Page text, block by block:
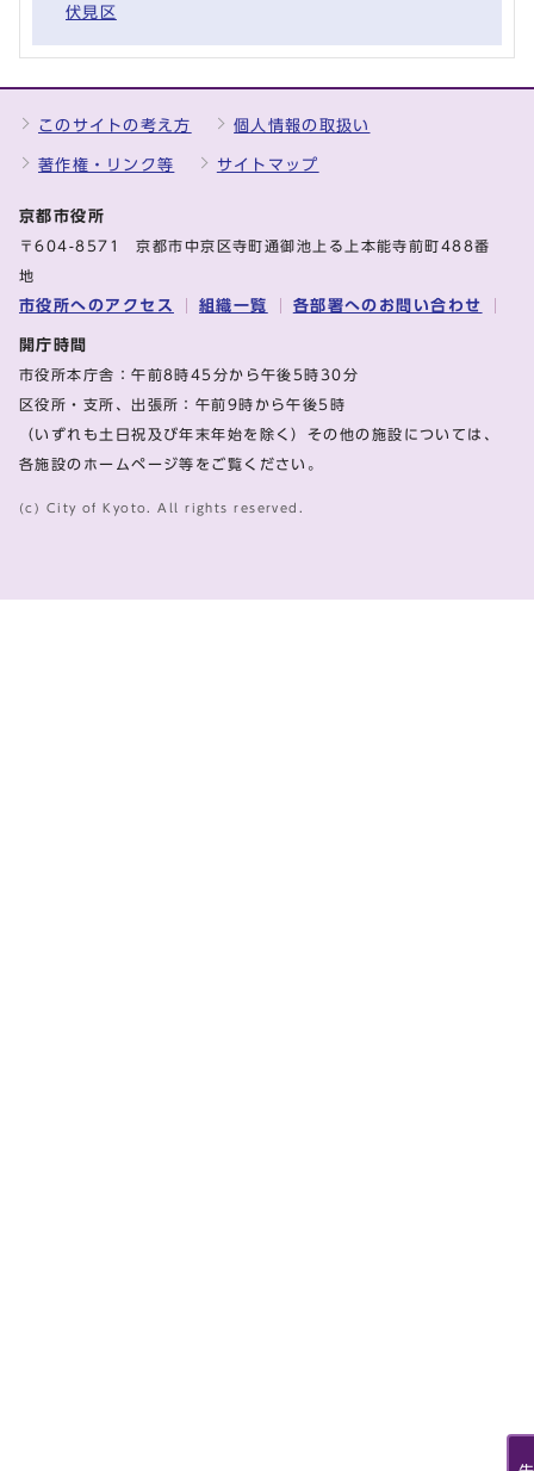
伏見区
このサイトの考え方 個人情報の取扱い
著作権・リンク等 サイトマップ
京都市役所
〒604-8571 京都市中京区寺町通御池上る上本能寺前町488番
地
市役所へのアクセス 組織一覧 各部署へのお問い合わせ
開庁時間
市役所本庁舎：午前8時45分から午後5時30分
区役所・支所、出張所：午前9時から午後5時
（いずれも土日祝及び年末年始を除く）その他の施設については、
各施設のホームページ等をご覧ください。
(c) City of Kyoto. All rights reserved.